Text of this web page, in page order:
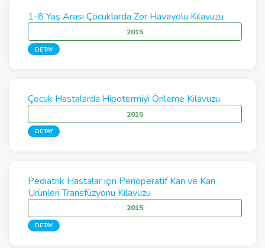
1-8 Yaş Arası Çocuklarda Zor Havayolu Kılavuzu
2015
DETAY
Çocuk Hastalarda Hipotermiyi Önleme Kılavuzu
2015
DETAY
Pediatrik Hastalar için Perioperatif Kan ve Kan
Ürünleri Transfüzyonu Kılavuzu
2015
DETAY